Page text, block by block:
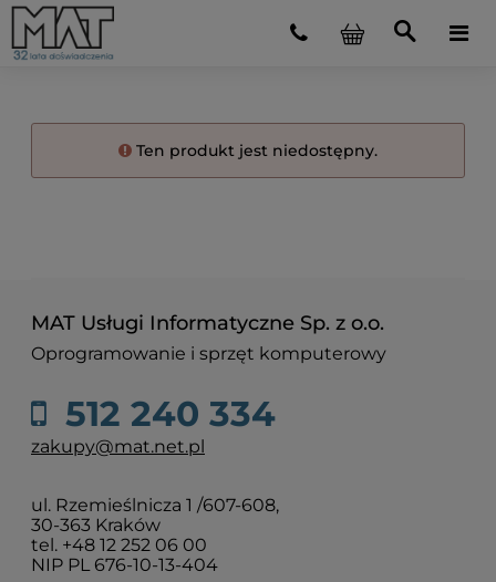
Ten produkt jest niedostępny.
MAT Usługi Informatyczne Sp. z o.o.
Oprogramowanie i sprzęt komputerowy
512 240 334
zakupy@mat.net.pl
ul. Rzemieślnicza 1 /607-608,
30-363 Kraków
tel. +48 12 252 06 00
NIP PL 676-10-13-404